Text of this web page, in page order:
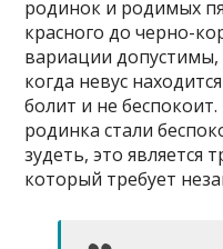
родинок и родимых
красного до черно-
вариации допустимы,
когда невус
болит и не
родинка стали
зудеть, это является
который требует